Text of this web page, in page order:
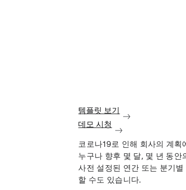
템플릿 보기
데모 시청
코로나19로 인해 회사의 계
누구나 향후 몇 달, 몇 년 동안
사전 설정된 연간 또는 분기
할 수도 있습니다.